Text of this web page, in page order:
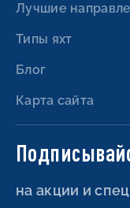
Лучшие
Типы яхт
Блог
Карта сайта
на акции и